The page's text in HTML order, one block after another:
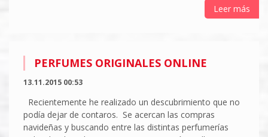
Leer más
PERFUMES ORIGINALES ONLINE
13.11.2015 00:53
Recientemente he realizado un descubrimiento que no
podía dejar de contaros. Se acercan las compras
navideñas y buscando entre las distintas perfumerías